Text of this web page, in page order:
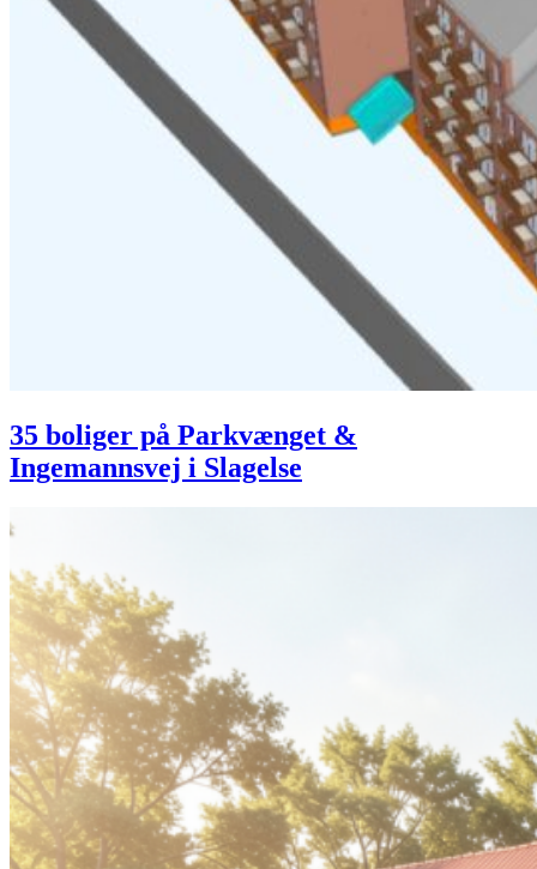
35 boliger på Parkvænget &
Ingemannsvej i Slagelse